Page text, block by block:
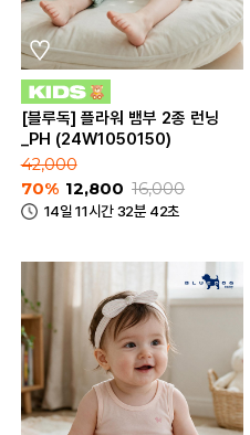
[블루독] 플라워 뱀부 2종 런닝
_PH (24W1050150)
42,000
70% 12,800 16,000
14일 11시간 32분 42초